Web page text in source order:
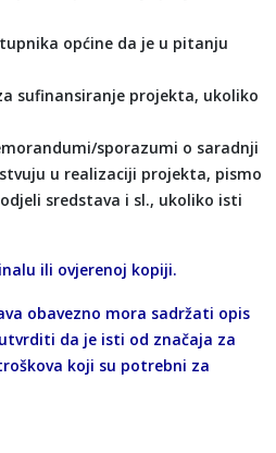
općine da je u pitanju
sufinansiranje projekta, ukoliko
sporazumi o saradnji
u realizaciji projekta, pismo
sredstava i sl., ukoliko isti
ili ovjerenoj kopiji.
obavezno mora sadržati opis
da je isti od značaja za
koji su potrebni za